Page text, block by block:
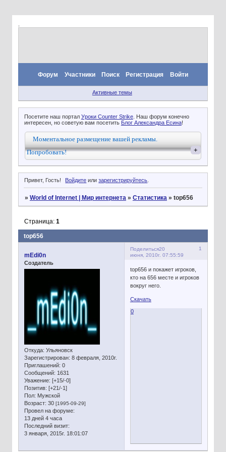
Форум Участники Поиск Регистрация Войти
Активные темы
Посетите наш портал Уроки Counter Strike. Наш форум конечно
интересен, но советую вам посетить Блог Александра Есина!
Моментальное размещение вашей рекламы.
Попробовать!
+
Привет, Гость! Войдите илизарегистрируйтесь.
» World of Internet | Мир интернета » Статистика » top656
top656
Страница: 1
Поделиться 1
20
июня, 2010г. 07:55:59
mEdi0n
Создатель
Откуда: Ульяновск
Зарегистрирован: 8 февраля, 2010г.
Приглашений: 0
Сообщений: 1631
Уважение: [+15/-0]
Позитив: [+21/-1]
Пол: Мужской
Возраст: 30 [1995-09-29]
Провел на форуме:
13 дней 4 часа
Последний визит:
3 января, 2015г. 18:01:07
top656 и покажет игроков,
кто на 656 месте и игроков
вокруг него.
Скачать
0